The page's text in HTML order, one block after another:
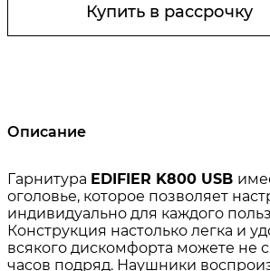
Купить в рассрочку
Описание